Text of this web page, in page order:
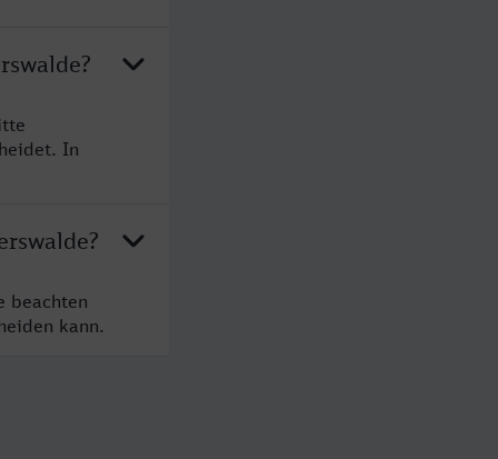
In
beachten
kann.